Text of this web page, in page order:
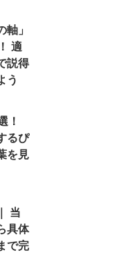
軸」
適
説得
う
！
るぴ
を見
当
具体
で完